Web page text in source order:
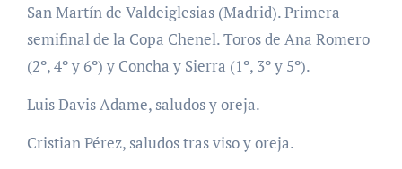
San Martín de Valdeiglesias (Madrid). Primera
semifinal de la Copa Chenel. Toros de Ana Romero
(2º, 4º y 6º) y Concha y Sierra (1º, 3º y 5º).
Luis Davis Adame, saludos y oreja.
Cristian Pérez, saludos tras viso y oreja.